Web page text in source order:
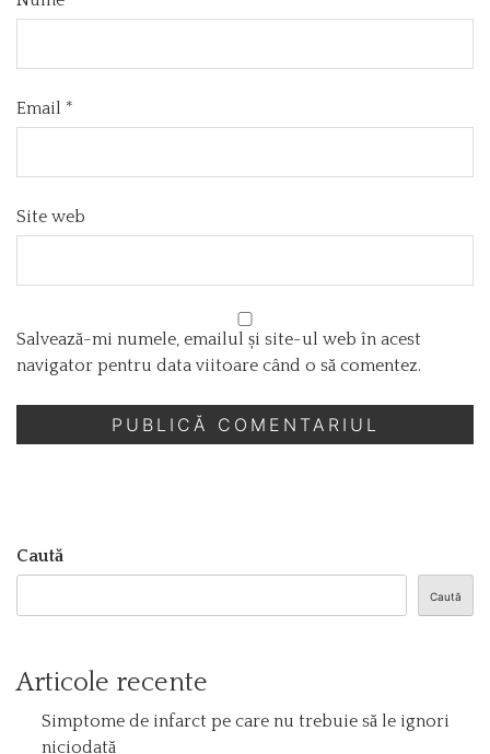
Email *
Site web
Salvează-mi numele, emailul și site-ul web în acest
navigator pentru data viitoare când o să comentez.
Caută
Caută
Articole recente
Simptome de infarct pe care nu trebuie să le ignori
niciodată